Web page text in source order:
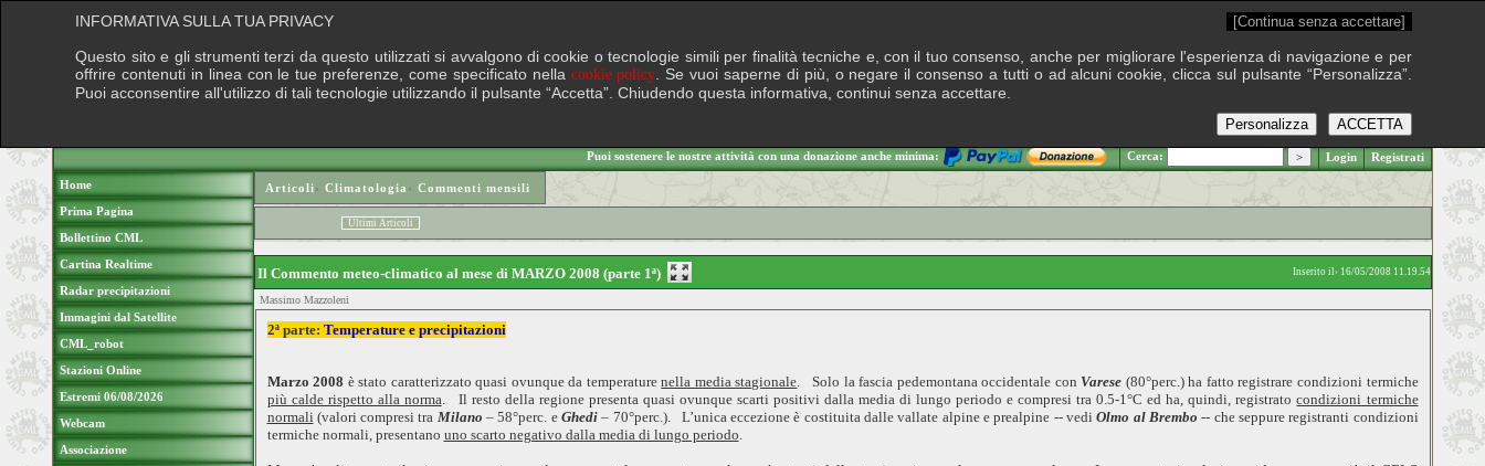
.: Venerdì 7 agosto 2026
Puoi sostenere le nostre attività con una donazione anche minima: Cerca: Login Registrati
Home
Prima Pagina
Bollettino CML
Cartina Realtime
Radar precipitazioni
Immagini dal Satellite
CML_robot
Stazioni Online
Estremi 06/08/2026
Webcam
Associazione
Articoli› Climatologia › Commenti mensili
Ultimi Articoli
Il Commento meteo-climatico al mese di MARZO 2008 (parte 1ª) Inserito il› 16/05/2008 11.19.54
Massimo Mazzoleni
2ª parte: Temperature e precipitazioni
Marzo 2008 è stato caratterizzato quasi ovunque da temperaturenella media stagionale. Solo la fascia pedemontana occidentale con Varese (80°perc.) ha fatto registrare condizioni termiche
più calde rispetto alla norma. Il resto della regione presenta quasi ovunque scarti positivi dalla media di lungo periodo e compresi tra 0.5-1°C ed ha, quindi, registratocondizioni termiche
normali(valori compresi tra Milano – 58°perc. eGhedi – 70°perc.). L’unica eccezione è costituita dalle vallate alpine e prealpine -- vediOlmo al Brembo -- che seppure registranti condizioni
termiche normali, presentano uno scarto negativo dalla media di lungo periodo.
INFORMATIVA SULLA TUA PRIVACY [Continua senza accettare]
Questo sito e gli strumenti terzi da questo utilizzati si avvalgono di cookie o tecnologie simili per finalità tecniche e, con il tuo consenso, anche per migliorare l'esperienza di navigazione e per
offrire contenuti in linea con le tue preferenze, come specificato nella cookie policy . Se vuoi saperne di più, o negare il consenso a tutti o ad alcuni cookie, clicca sul pulsante “Personalizza”.
Puoi acconsentire all'utilizzo di tali tecnologie utilizzando il pulsante “Accetta”. Chiudendo questa informativa, continui senza accettare.
ACCETTA
Personalizza